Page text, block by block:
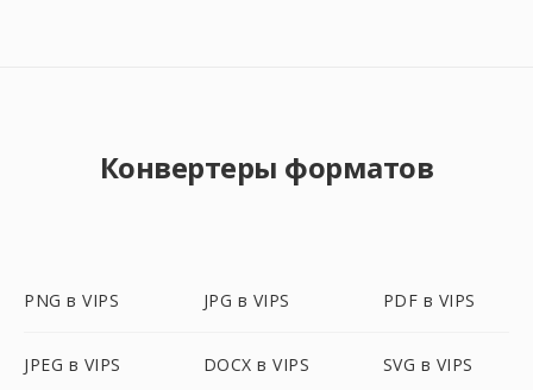
Конвертеры форматов
PNG в VIPS JPG в VIPS PDF в VIPS
JPEG в VIPS DOCX в VIPS SVG в VIPS